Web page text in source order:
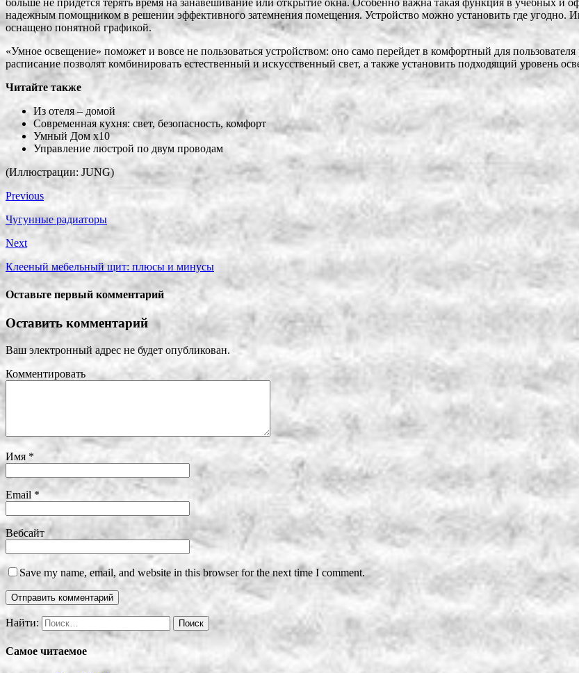
больше не придется терять время на занавешивание или открытие окна. Особенно важна такая функция в учебных и
надежным помощником в решении эффективного затемнения помещения. Устройство можно установить где угодно.
оснащено понятной графикой.
«Умное освещение» поможет и вовсе не пользоваться устройством: оно само перейдет в комфортный для
расписание позволят комбинировать естественный и искусственный свет, а также установить подходящий уровень
Читайте также
Из отеля – домой
Современная кухня: свет, безопасность, комфорт
Умный Дом x10
Управление люстрой по двум проводам
(Иллюстрации: JUNG)
Previous
Чугунные радиаторы
Next
Клееный мебельный щит: плюсы и минусы
Оставьте первый комментарий
Оставить комментарий
Ваш электронный адрес не будет опубликован.
Комментировать
Имя *
Email *
Вебсайт
Save my name, email, and website in this browser for the next time I comment.
Найти:
Самое читаемое